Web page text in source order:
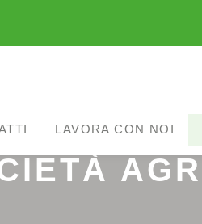
LAVORA CON NOI